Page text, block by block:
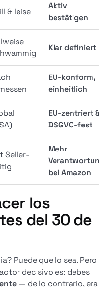
& leise
Aktiv
bestätigen
Klar definiert
EU-konform,
einheitlich
EU-zentriert &
DSGVO-fest
Seller-
Mehr
Verantwortung
bei Amazon
los
del 30 de
Puede que lo sea. Pero
decisivo es: debes
— de lo contrario, era